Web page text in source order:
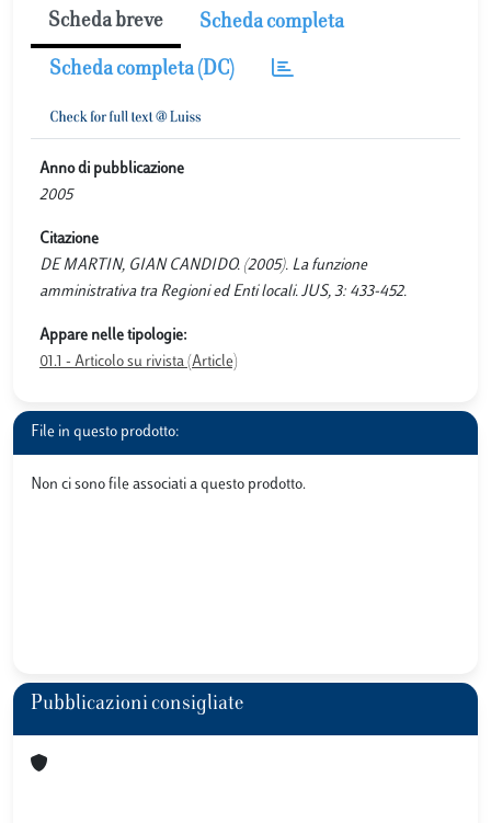
Scheda breve Scheda completa
Scheda completa (DC)
Anno di pubblicazione
2005
Citazione
DE MARTIN, GIAN CANDIDO. (2005). La funzione
amministrativa tra Regioni ed Enti locali. JUS, 3: 433-452.
Appare nelle tipologie:
01.1 - Articolo su rivista (Article)
File in questo prodotto:
Non ci sono file associati a questo prodotto.
Pubblicazioni consigliate